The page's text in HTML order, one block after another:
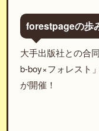
forestpageの歩
大手出版社との合
b-boy×フォレスト
が開催！